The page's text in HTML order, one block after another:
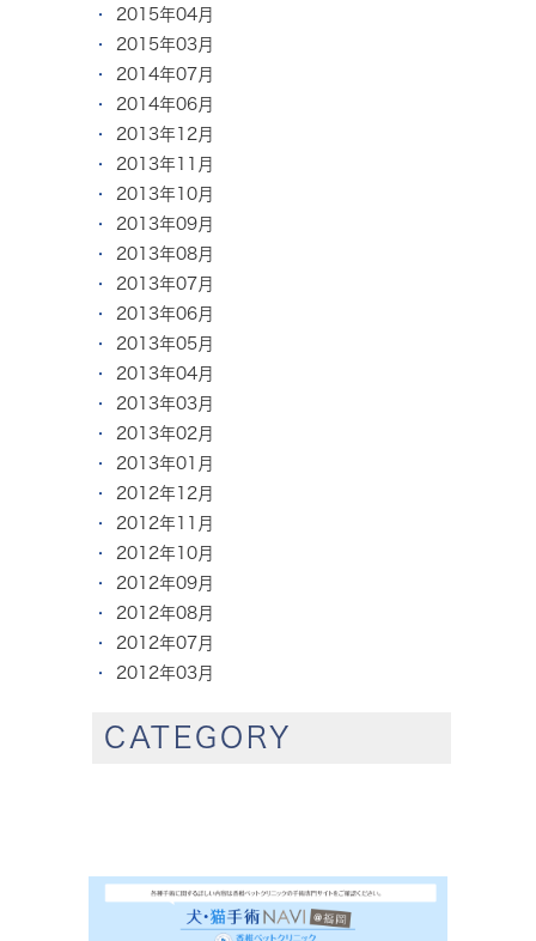
2015年04月
2015年03月
2014年07月
2014年06月
2013年12月
2013年11月
2013年10月
2013年09月
2013年08月
2013年07月
2013年06月
2013年05月
2013年04月
2013年03月
2013年02月
2013年01月
2012年12月
2012年11月
2012年10月
2012年09月
2012年08月
2012年07月
2012年03月
CATEGORY